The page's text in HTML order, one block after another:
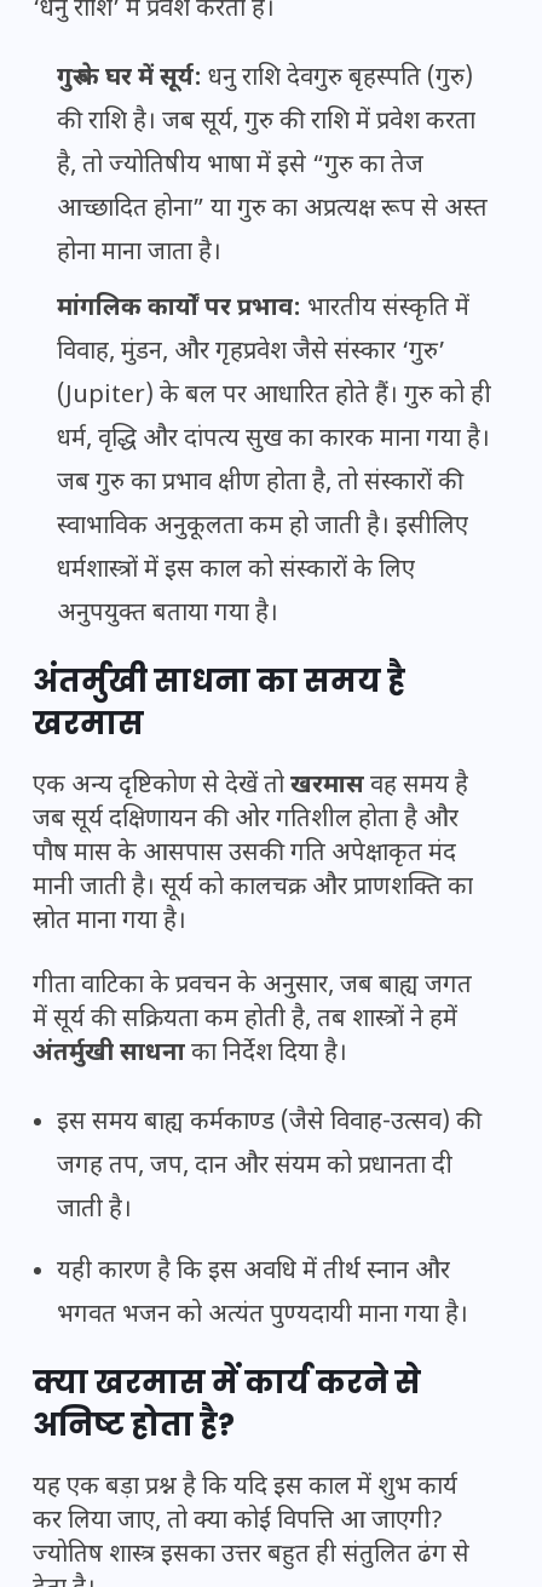
‘धनु राशि’ में प्रवेश करता है।
गुरु के घर में सूर्य: धनु राशि देवगुरु बृहस्पति (गुरु)
की राशि है। जब सूर्य, गुरु की राशि में प्रवेश करता
है, तो ज्योतिषीय भाषा में इसे “गुरु का तेज
आच्छादित होना” या गुरु का अप्रत्यक्ष रूप से अस्त
होना माना जाता है।
मांगलिक कार्यों पर प्रभाव: भारतीय संस्कृति में
विवाह, मुंडन, और गृहप्रवेश जैसे संस्कार ‘गुरु’
(Jupiter) के बल पर आधारित होते हैं। गुरु को ही
धर्म, वृद्धि और दांपत्य सुख का कारक माना गया है।
जब गुरु का प्रभाव क्षीण होता है, तो संस्कारों की
स्वाभाविक अनुकूलता कम हो जाती है। इसीलिए
धर्मशास्त्रों में इस काल को संस्कारों के लिए
अनुपयुक्त बताया गया है।
अंतर्मुखी साधना का समय है
खरमास
एक अन्य दृष्टिकोण से देखें तोखरमासवह समय है
जब सूर्य दक्षिणायन की ओर गतिशील होता है और
पौष मास के आसपास उसकी गति अपेक्षाकृत मंद
मानी जाती है। सूर्य को कालचक्र और प्राणशक्ति का
स्रोत माना गया है।
गीता वाटिका के प्रवचन के अनुसार, जब बाह्य जगत
में सूर्य की सक्रियता कम होती है, तब शास्त्रों ने हमें
अंतर्मुखी साधनाका निर्देश दिया है।
इस समय बाह्य कर्मकाण्ड (जैसे विवाह-उत्सव) की
जगह तप, जप, दान और संयम को प्रधानता दी
जाती है।
यही कारण है कि इस अवधि में तीर्थ स्नान और
भगवत भजन को अत्यंत पुण्यदायी माना गया है।
क्या खरमास में कार्य करने से
अनिष्ट होता है?
यह एक बड़ा प्रश्न है कि यदि इस काल में शुभ कार्य
कर लिया जाए, तो क्या कोई विपत्ति आ जाएगी?
ज्योतिष शास्त्र इसका उत्तर बहुत ही संतुलित ढंग से